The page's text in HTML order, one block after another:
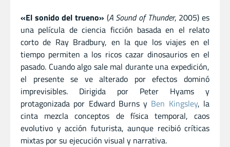
«El sonido del trueno» (A Sound of Thunder, 2005) es
una película de ciencia ficción basada en el relato
corto de Ray Bradbury, en la que los viajes en el
tiempo permiten a los ricos cazar dinosaurios en el
pasado. Cuando algo sale mal durante una expedición,
el presente se ve alterado por efectos dominó
imprevisibles. Dirigida por Peter Hyams y
protagonizada por Edward Burns y Ben Kingsley, la
cinta mezcla conceptos de física temporal, caos
evolutivo y acción futurista, aunque recibió críticas
mixtas por su ejecución visual y narrativa.